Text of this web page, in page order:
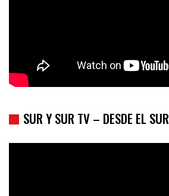
SUR Y SUR TV – DESDE EL SUR